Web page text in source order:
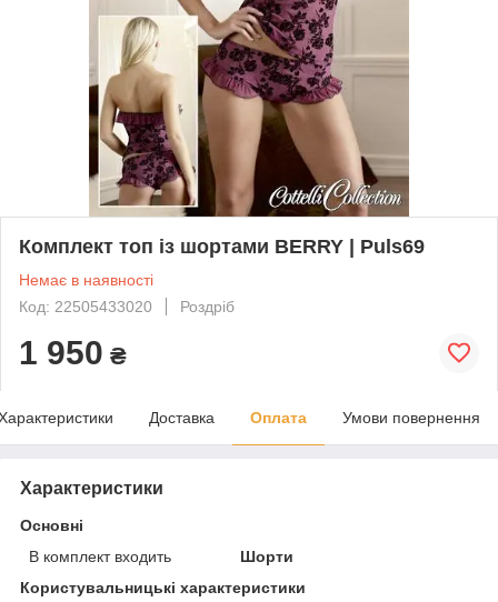
Комплект топ із шортами BERRY | Puls69
Немає в наявності
Код: 22505433020
Роздріб
1 950 ₴
Доставка Оплата Умови повернення
Характеристики
Основні
В комплект входить
Шорти
Користувальницькі характеристики